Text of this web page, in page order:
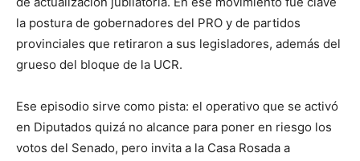
la postura de gobernadores del PRO y de partidos
provinciales que retiraron a sus legisladores, además del
grueso del bloque de la UCR.
Ese episodio sirve como pista: el operativo que se activó
en Diputados quizá no alcance para poner en riesgo los
votos del Senado, pero invita a la Casa Rosada a